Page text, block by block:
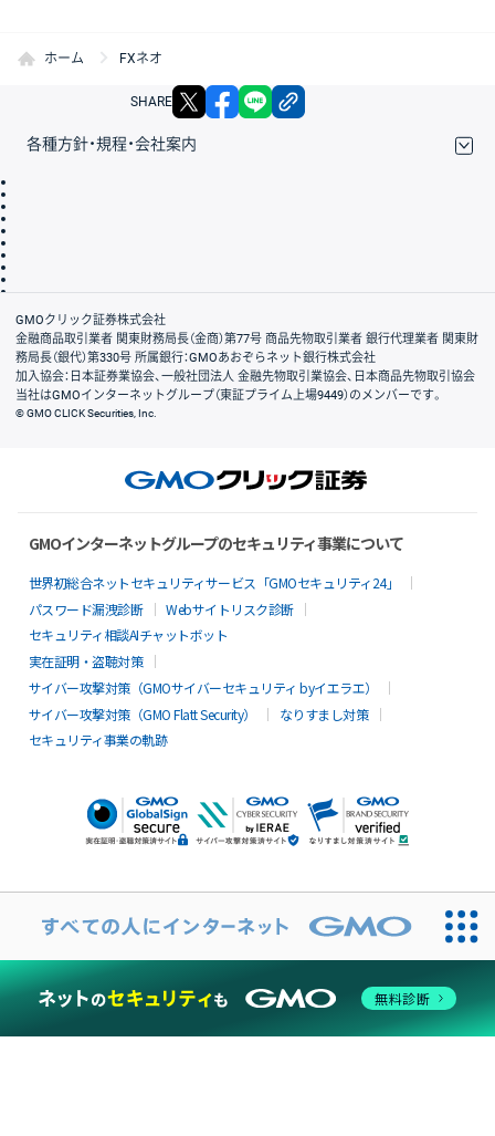
ホーム FXネオ
SHARE X facebook
各種方針・規程・会社案内
会社案内
GMOクリック証券株式会社
金融商品取引業者 関東財務局長（金商）第77号 商品先物取引業者 銀行代理業者 関東財
務局長（銀代）第330号 所属銀行：GMOあおぞらネット銀行株式会社
加入協会：日本証券業協会、一般社団法人 金融先物取引業協会、日本商品先物取引協会
当社はGMOインターネットグループ（東証プライム上場9449）のメンバーです。
© GMO CLICK Securities, Inc.
GMOインターネットグループのセキュリティ事業について
世界初総合ネットセキュリティサービス「GMOセキュリティ24」
パスワード漏洩診断
Webサイトリスク診断
セキュリティ相談AIチャットボット
実在証明・盗聴対策
サイバー攻撃対策（GMOサイバーセキュリティ byイエラエ）
サイバー攻撃対策（GMO Flatt Security）
なりすまし対策
セキュリティ事業の軌跡
無料診断